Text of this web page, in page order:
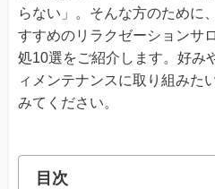
らない」。そんな方のために
すすめのリラクゼーションサ
処10選をご紹介します。好み
ィメンテナンスに取り組みた
みてください。
目次